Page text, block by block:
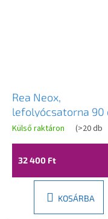
Rea Neox,
lefolyócsatorna 90
fényes arany, REA-
G2564
Külső raktáron (>20 db
32 400 Ft
KOSÁRBA